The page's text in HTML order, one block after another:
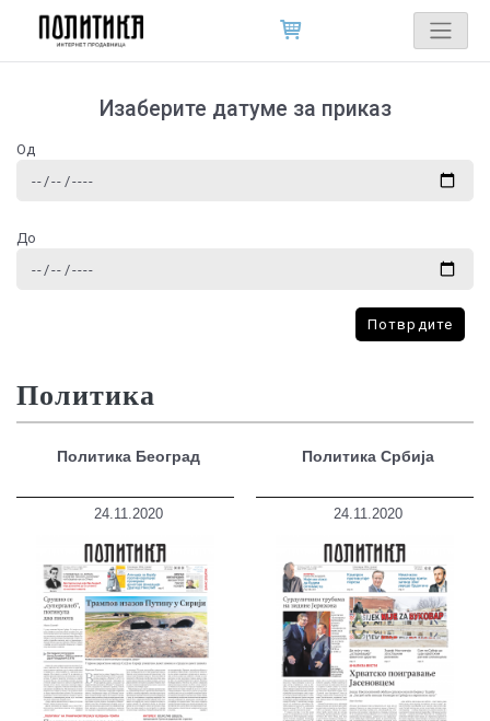
Изаберите датуме за приказ
Од
До
Потврдите
Политика
Политика Београд
24.11.2020
Политика Србија
24.11.2020